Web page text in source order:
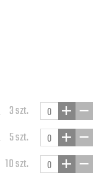
3 szt.
5 szt.
10 szt.